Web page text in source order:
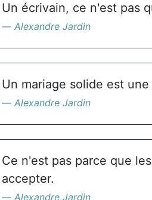
Un écrivain, ce n'est pas
Alexandre Jardin
Un mariage solide est
Alexandre Jardin
Ce n'est pas parce que
accepter.
Alexandre Jardin